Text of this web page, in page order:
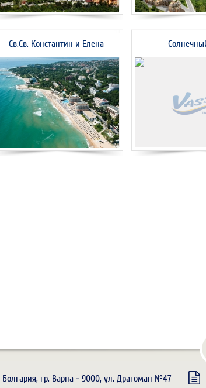
Св.Св. Константин и Елена
Болгария, гр. Варна - 9000, ул. Драгоман №47